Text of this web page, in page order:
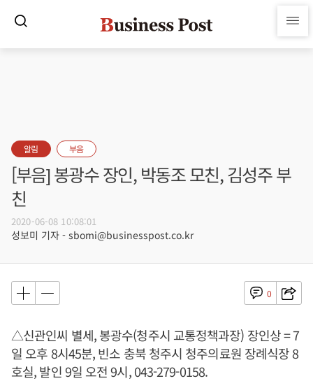
알림 부음
[부음] 봉광수 장인, 박동조 모친, 김성주 부
친
2020-06-08 10:08:01
성보미 기자 - sbomi@businesspost.co.kr
0
△신관인씨 별세, 봉광수(청주시 교통정책과장) 장인상 = 7
일 오후 8시45분, 빈소 충북 청주시 청주의료원 장례식장 8
호실, 발인 9일 오전 9시, 043-279-0158.